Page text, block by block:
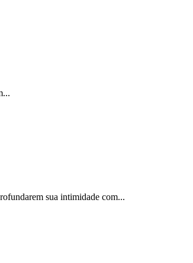
sua intimidade com...